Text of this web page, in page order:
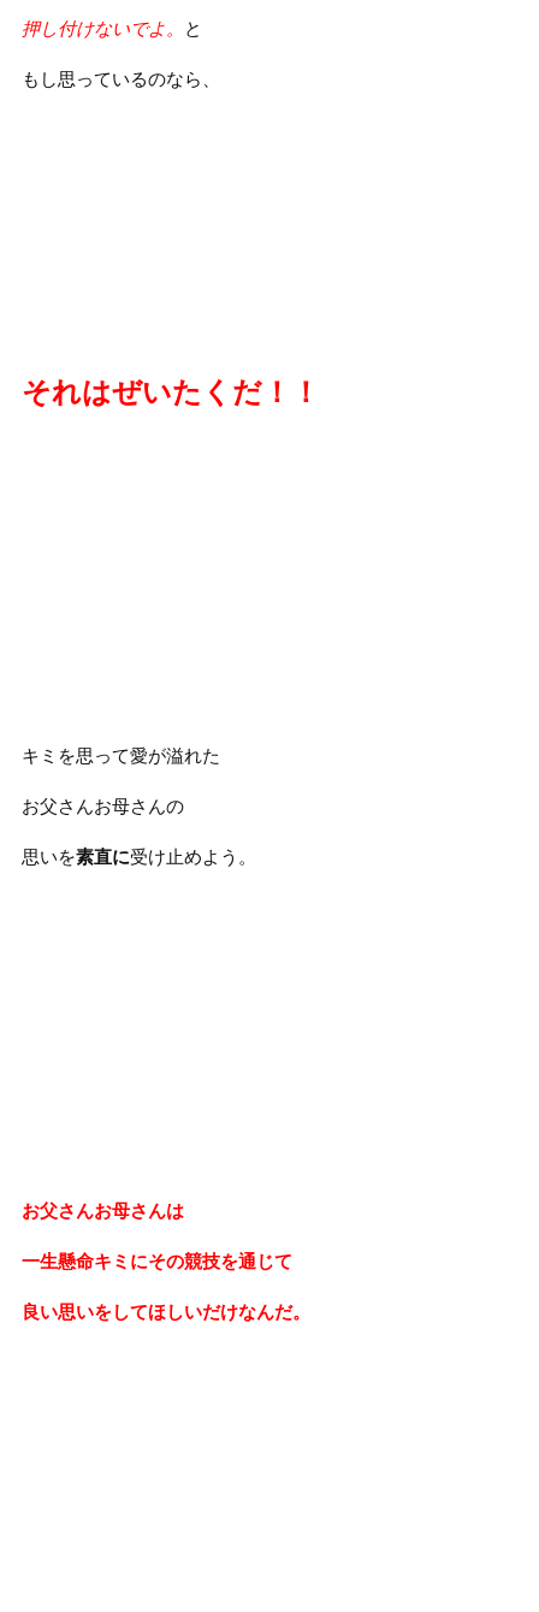
押し付けないでよ。 と
もし思っているのなら、
それはぜいたくだ！！
キミを思って愛が溢れた
お父さんお母さんの
思いを素直に受け止めよう。
お父さんお母さんは
一生懸命キミにその競技を通じて
良い思いをしてほしいだけなんだ。